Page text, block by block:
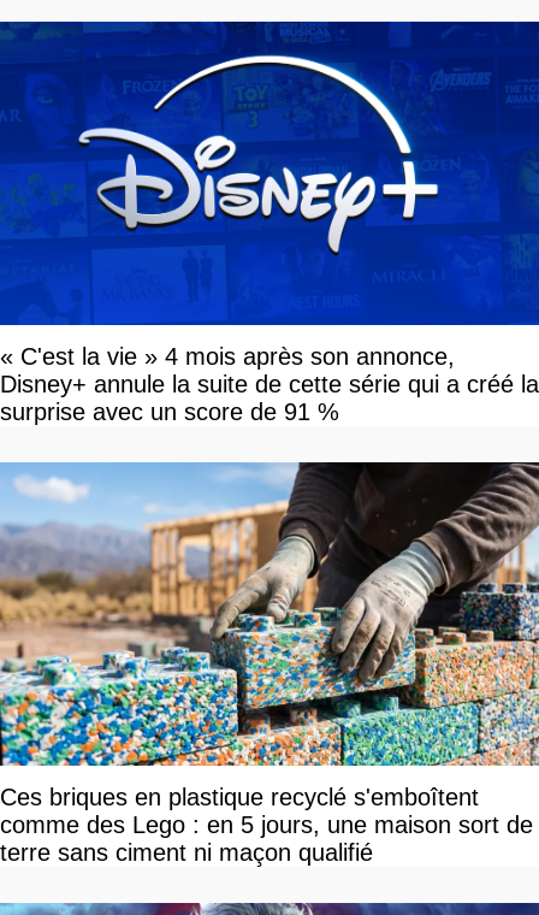
« C'est la vie » 4 mois après son annonce,
Disney+ annule la suite de cette série qui a créé la
surprise avec un score de 91 %
Ces briques en plastique recyclé s'emboîtent
comme des Lego : en 5 jours, une maison sort de
terre sans ciment ni maçon qualifié